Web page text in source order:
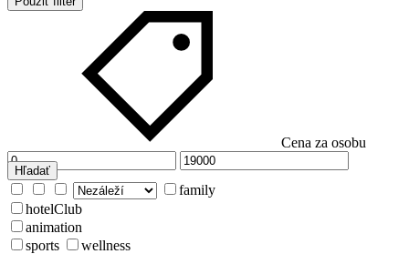
Cena za osobu
Hľadať
family
hotelClub
animation
sports
wellness